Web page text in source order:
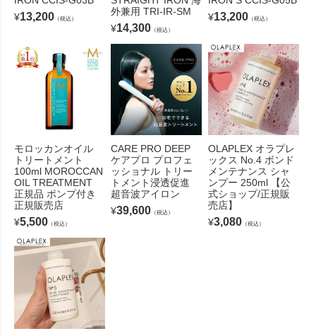
¥13,200 （税込）
外兼用 TRI-IR-SM
¥14,300 （税込）
¥13,200（税込）
モロッカンオイル
トリートメント
100ml MOROCCAN
OIL TREATMENT
正規品 ポンプ付き
正規販売店
¥5,500 （税込）
CARE PRO DEEP
ケアプロ プロフェ
ッショナル トリー
トメント浸透促進
超音波アイロン
¥39,600 （税込）
OLAPLEX オラプレ
ックス No.4 ボンド
メンテナンス シャ
ンプー 250ml 【公
式ショップ/正規販
売店】
¥3,080（税込）